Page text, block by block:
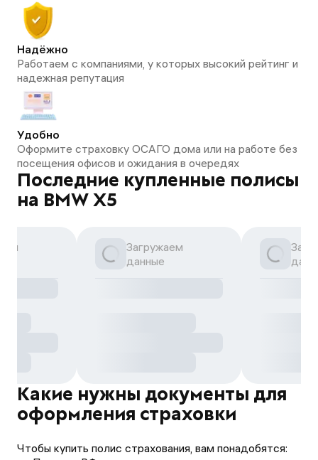
Надёжно
Работаем с компаниями, у которых высокий рейтинг и
надежная репутация
Удобно
Оформите страховку ОСАГО дома или на работе без
посещения офисов и ожидания в очередях
Последние купленные полисы
на BMW X5
Загружаем
данные
Какие нужны документы для
оформления страховки
Чтобы купить полис страхования, вам понадобятся: